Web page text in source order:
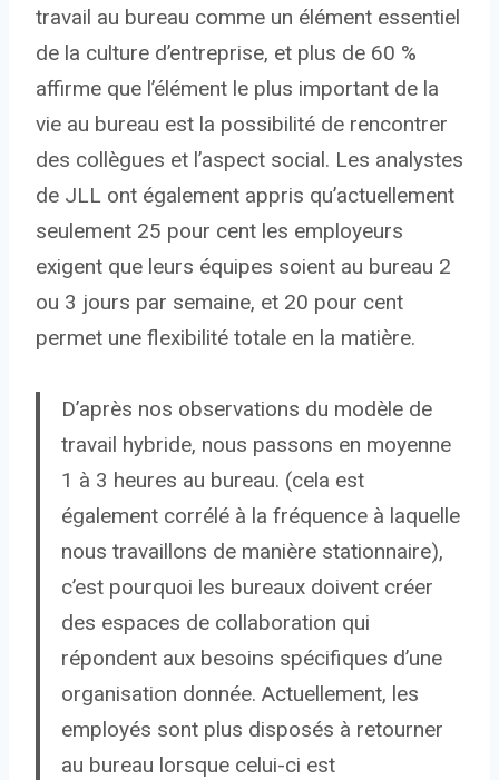
travail au bureau comme un élément essentiel
de la culture d’entreprise, et plus de 60 %
affirme que l’élément le plus important de la
vie au bureau est la possibilité de rencontrer
des collègues et l’aspect social. Les analystes
de JLL ont également appris qu’actuellement
seulement 25 pour cent les employeurs
exigent que leurs équipes soient au bureau 2
ou 3 jours par semaine, et 20 pour cent
permet une flexibilité totale en la matière.
D’après nos observations du modèle de
travail hybride, nous passons en moyenne
1 à 3 heures au bureau. (cela est
également corrélé à la fréquence à laquelle
nous travaillons de manière stationnaire),
c’est pourquoi les bureaux doivent créer
des espaces de collaboration qui
répondent aux besoins spécifiques d’une
organisation donnée. Actuellement, les
employés sont plus disposés à retourner
au bureau lorsque celui-ci est